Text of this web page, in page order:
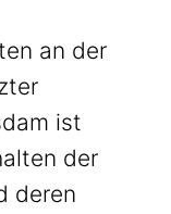
an der
ist
der
deren